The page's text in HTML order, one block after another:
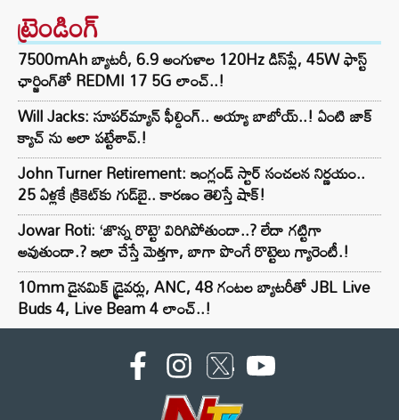
ట్రెండింగ్‌
7500mAh బ్యాటరీ, 6.9 అంగుళాల 120Hz డిస్‌ప్లే, 45W ఫాస్ట్
ఛార్జింగ్‌తో REDMI 17 5G లాంచ్..!
Will Jacks: సూపర్‌మ్యాన్ ఫీల్డింగ్.. అయ్యా బాబోయ్..! ఏంటి జాక్
క్యాచ్ ను అలా పట్టేశావ్.!
John Turner Retirement: ఇంగ్లండ్ స్టార్ సంచలన నిర్ణయం..
25 ఏళ్లకే క్రికెట్‌కు గుడ్‌బై.. కారణం తెలిస్తే షాక్!
Jowar Roti: ‘జొన్న రొట్టె’ విరిగిపోతుందా..? లేదా గట్టిగా
అవుతుందా.? ఇలా చేస్తే మెత్తగా, బాగా పొంగే రొట్టెలు గ్యారెంటీ.!
10mm డైనమిక్ డ్రైవర్లు, ANC, 48 గంటల బ్యాటరీతో JBL Live
Buds 4, Live Beam 4 లాంచ్..!